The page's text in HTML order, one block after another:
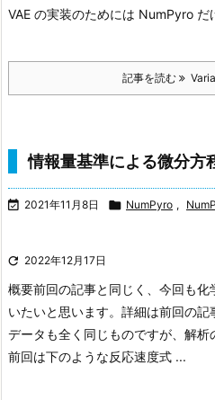
VAE の実装のためには NumPyro だ
記事を読む
情報量基準による微分方
 2021年11月8日  NumPyro ,
 2022年12月17日
概要前回の記事と同じく、今回も
いたいと思います。詳細は前回の記
データも全く同じものですが、解析
前回は下のような反応速度式 ...